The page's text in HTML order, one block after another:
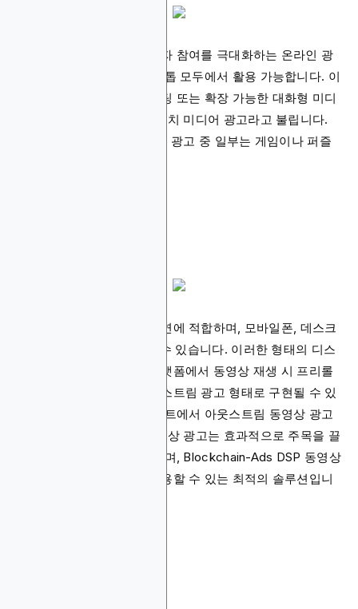
상호작용 요소를 통해 사용자 참여를 극대화하는 온라인 광
고로, 모바일 기기와 데스크톱 모두에서 활용 가능합니다. 이
러한 광고는 메시지를 플로팅 또는 확장 가능한 대화형 미디
어 형태로 전달하며, 흔히 리치 미디어 광고라고 불립니다.
현재 볼 수 있는 리치 미디어 광고 중 일부는 게임이나 퍼즐
스토리텔링과 제품 데모 시연에 적합하며, 모바일폰, 데스크
톱, 스마트 TV에서 활용할 수 있습니다. 이러한 형태의 디스
플레이 광고는 스트리밍 플랫폼에서 동영상 재생 시 프리롤
또는 미드롤로 나타나는 인스트림 광고 형태로 구현될 수 있
습니다. 경우에 따라 웹사이트에서 아웃스트림 동영상 광고
도 확인할 수 있습니다. 동영상 광고는 효과적으로 주목을 끌
기 위해 팝업 형태로 나타나며, Blockchain-Ads DSP 동영상
인벤토리가 이를 최대한 활용할 수 있는 최적의 솔루션입니